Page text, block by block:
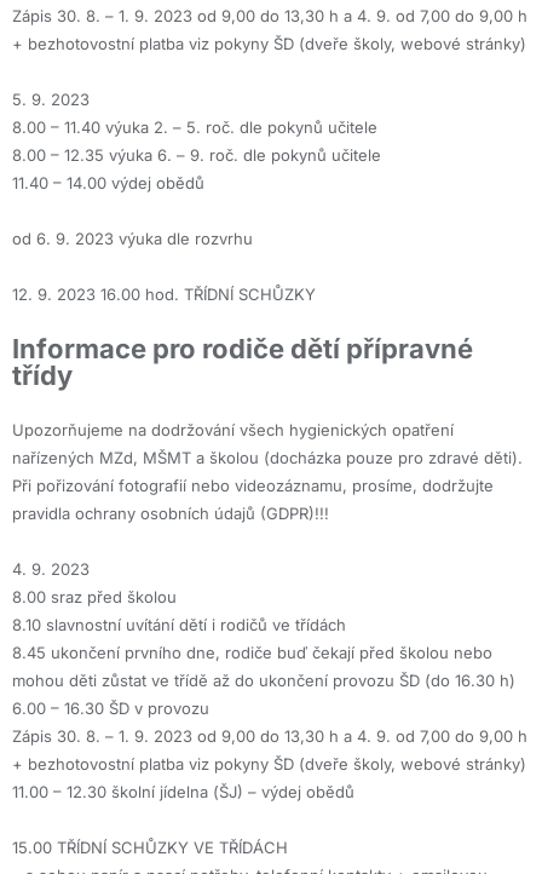
Zápis 30. 8. – 1. 9. 2023 od 9,00 do 13,30 h a 4. 9. od 7,00 do 9,00 h
+ bezhotovostní platba viz pokyny ŠD (dveře školy, webové stránky)
5. 9. 2023
8.00 – 11.40 výuka 2. – 5. roč. dle pokynů učitele
8.00 – 12.35 výuka 6. – 9. roč. dle pokynů učitele
11.40 – 14.00 výdej obědů
od 6. 9. 2023 výuka dle rozvrhu
12. 9. 2023 16.00 hod. TŘÍDNÍ SCHŮZKY
Informace pro rodiče dětí přípravné
třídy
Upozorňujeme na dodržování všech hygienických opatření
nařízených MZd, MŠMT a školou (docházka pouze pro zdravé děti).
Při pořizování fotografií nebo videozáznamu, prosíme, dodržujte
pravidla ochrany osobních údajů (GDPR)!!!
4. 9. 2023
8.00 sraz před školou
8.10 slavnostní uvítání dětí i rodičů ve třídách
8.45 ukončení prvního dne, rodiče buď čekají před školou nebo
mohou děti zůstat ve třídě až do ukončení provozu ŠD (do 16.30 h)
6.00 – 16.30 ŠD v provozu
Zápis 30. 8. – 1. 9. 2023 od 9,00 do 13,30 h a 4. 9. od 7,00 do 9,00 h
+ bezhotovostní platba viz pokyny ŠD (dveře školy, webové stránky)
11.00 – 12.30 školní jídelna (ŠJ) – výdej obědů
15.00 TŘÍDNÍ SCHŮZKY VE TŘÍDÁCH